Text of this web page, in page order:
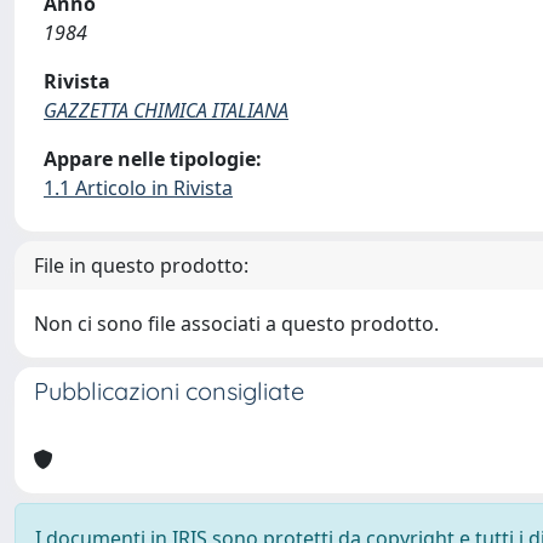
1984
Rivista
GAZZETTA CHIMICA ITALIANA
Appare nelle tipologie:
1.1 Articolo in Rivista
File in questo prodotto:
Non ci sono file associati a questo prodotto.
Pubblicazioni consigliate